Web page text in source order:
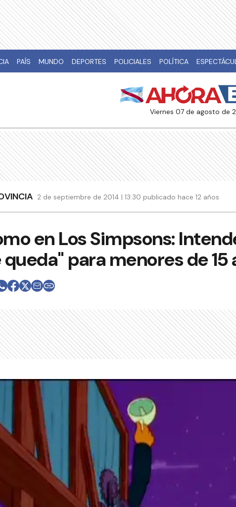
PAÍS MUNDO DEPORTES POLICIALES POLÍTICA
viernes 07 de agosto de
2 de septiembre de 2014 | 13:30 publicado hace 12 años
en Los Simpsons:
queda" para menores de 15